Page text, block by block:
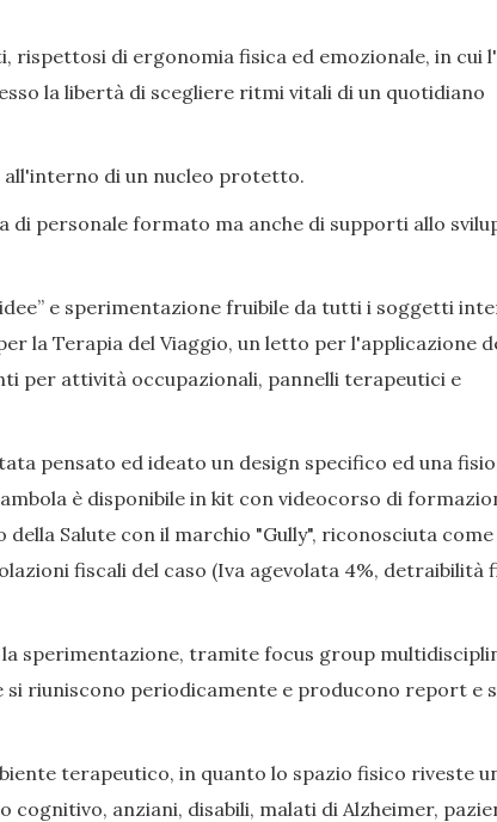
rispettosi di ergonomia fisica ed emozionale, in cui
la libertà di scegliere ritmi vitali di un quotidiano
all'interno di un nucleo protetto.
personale formato ma anche di supporti allo
e sperimentazione fruibile da tutti i soggetti
la Terapia del Viaggio, un letto per l'applicazione
per attività occupazionali, pannelli terapeutici e
pensato ed ideato un design specifico ed una
è disponibile in kit con videocorso di
Salute con il marchio "Gully", riconosciuta come
fiscali del caso (Iva agevolata 4%, detraibilità
sperimentazione, tramite focus group
riuniscono periodicamente e producono report e
terapeutico, in quanto lo spazio fisico riveste
anziani, disabili, malati di Alzheimer,